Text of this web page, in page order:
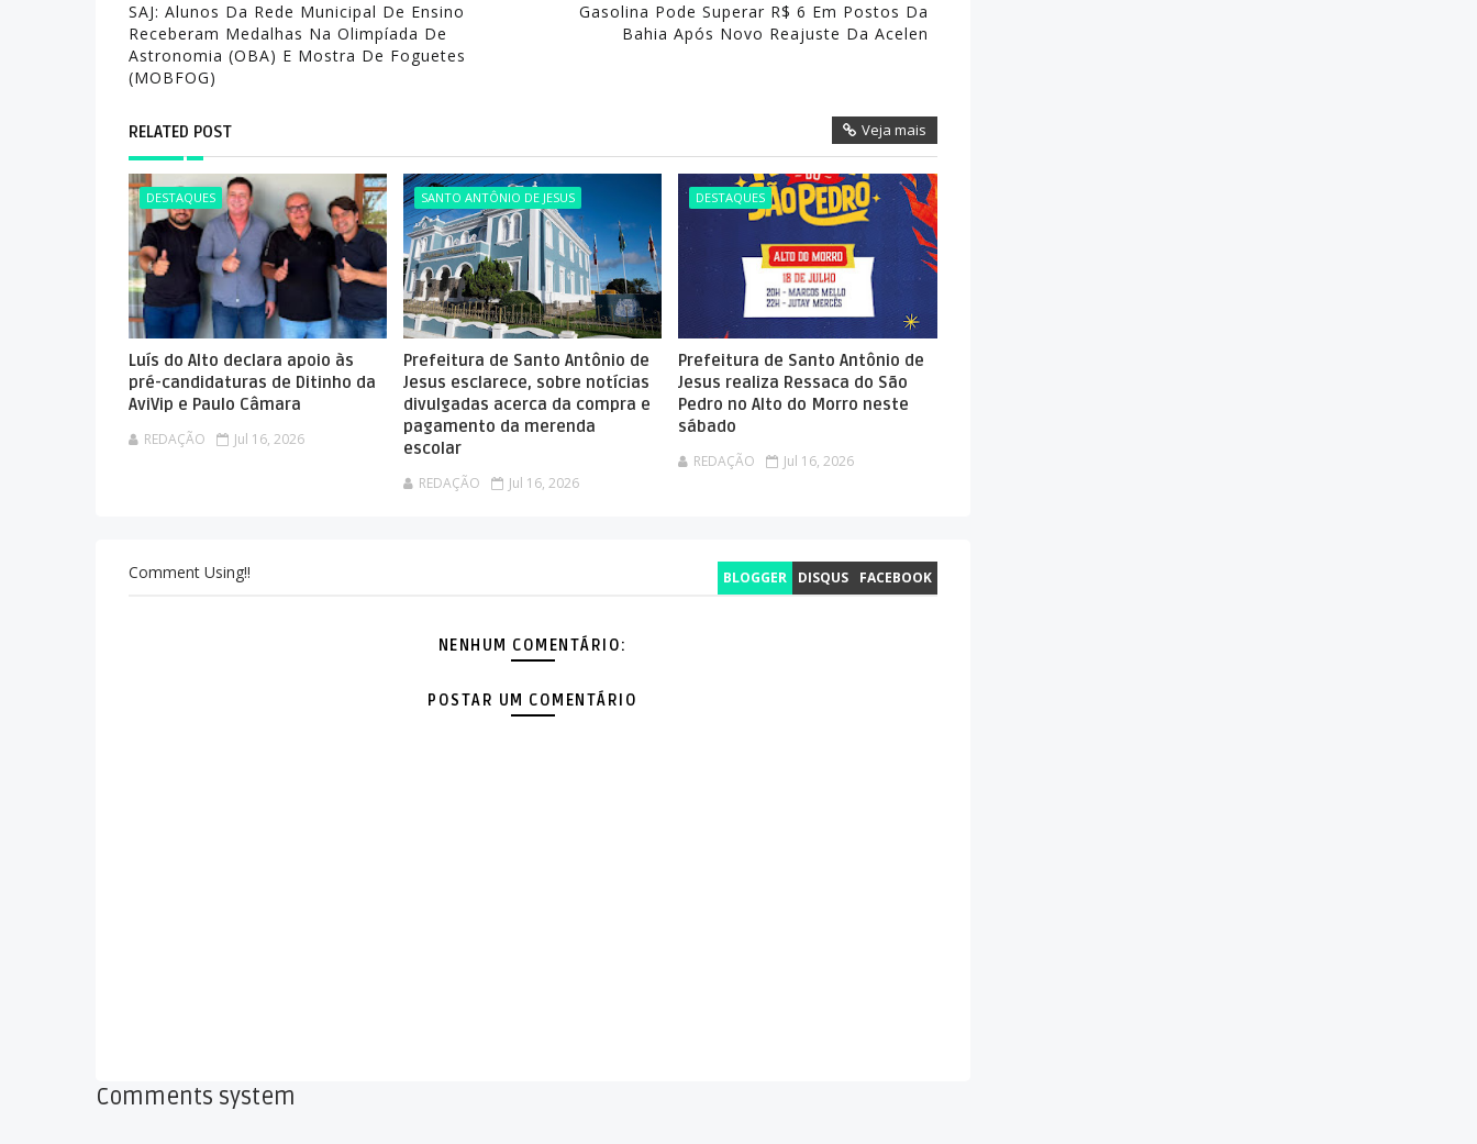
SAJ: Alunos Da Rede Municipal De Ensino
Receberam Medalhas Na Olimpíada De
Astronomia (OBA) E Mostra De Foguetes
(MOBFOG)
Gasolina Pode Superar R$ 6 Em Postos Da
Bahia Após Novo Reajuste Da Acelen
RELATED POST Veja mais
DESTAQUES
Luís do Alto declara apoio às
pré-candidaturas de Ditinho da
AviVip e Paulo Câmara
REDAÇÃO Jul 16, 2026
SANTO ANTÔNIO DE JESUS
Prefeitura de Santo Antônio de
Jesus esclarece, sobre notícias
divulgadas acerca da compra e
pagamento da merenda
escolar
REDAÇÃO Jul 16, 2026
DESTAQUES
Prefeitura de Santo Antônio de
Jesus realiza Ressaca do São
Pedro no Alto do Morro neste
sábado
REDAÇÃO Jul 16, 2026
BLOGGER DISQUS FACEBOOK
Comment Using!!
NENHUM COMENTÁRIO:
POSTAR UM COMENTÁRIO
Comments system